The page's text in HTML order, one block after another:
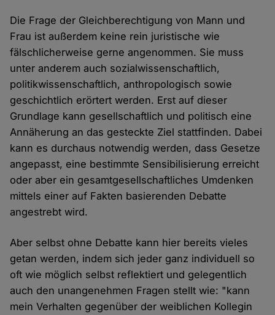
Die Frage der Gleichberechtigung von Mann und
Frau ist außerdem keine rein juristische wie
fälschlicherweise gerne angenommen. Sie muss
unter anderem auch sozialwissenschaftlich,
politikwissenschaftlich, anthropologisch sowie
geschichtlich erörtert werden. Erst auf dieser
Grundlage kann gesellschaftlich und politisch eine
Annäherung an das gesteckte Ziel stattfinden. Dabei
kann es durchaus notwendig werden, dass Gesetze
angepasst, eine bestimmte Sensibilisierung erreicht
oder aber ein gesamtgesellschaftliches Umdenken
mittels einer auf Fakten basierenden Debatte
angestrebt wird.
Aber selbst ohne Debatte kann hier bereits vieles
getan werden, indem sich jeder ganz individuell so
oft wie möglich selbst reflektiert und gelegentlich
auch den unangenehmen Fragen stellt wie: "kann
mein Verhalten gegenüber der weiblichen Kollegin